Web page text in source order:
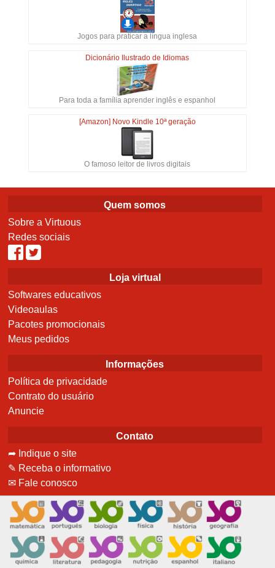
Jogos para praticar a língua inglesa
Dicionário Ilustrado de Idiomas
Para toda a família aprender inglês e espanhol
[Amazon] Novo Kindle 10ª geração
O famoso leitor de livros digitais
Quem somos
Sobre a Virtuous
Redes sociais
Loja virtual
Softwares educativos
Videoaulas
Pacotes promocionais
Meus pedidos
Informações
Política de privacidade
Contrato do usuário
Anuncie
Contato
➦ Indique o site
✎ Receba o informativo
✉ Fale conosco